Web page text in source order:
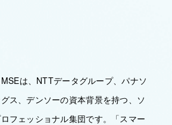
は、NTTデータグループ、パナソ
ス、デンソーの資本背景を持つ、ソ
フェッショナル集団です。「スマー